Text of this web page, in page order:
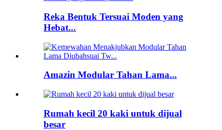
Reka Bentuk Tersuai Moden yang
Hebat...
Amazin Modular Tahan Lama...
Rumah kecil 20 kaki untuk dijual
besar